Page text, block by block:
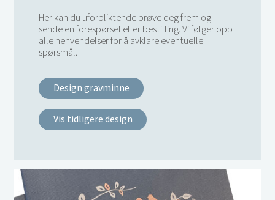
Her kan du uforpliktende prøve deg frem og
sende en forespørsel eller bestilling. Vi følger opp
alle henvendelser for å avklare eventuelle
spørsmål.
Design gravminne
Vis tidligere design